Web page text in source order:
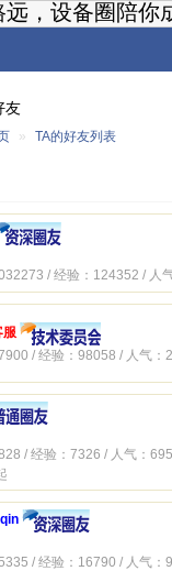
，设备圈陪你
友
» TA的好友列表
/ 经验：124352 / 人
服
/ 经验：98058 / 人气：
/ 经验：7326 / 人气：
/ 经验：16790 / 人气：